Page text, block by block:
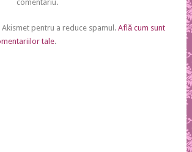
comentariu.
pentru a reduce spamul. Află cum sunt
tale.